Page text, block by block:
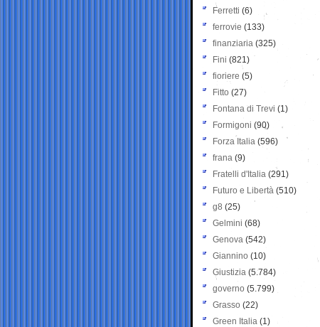
Ferretti (6)
ferrovie (133)
finanziaria (325)
Fini (821)
fioriere (5)
Fitto (27)
Fontana di Trevi (1)
Formigoni (90)
Forza Italia (596)
frana (9)
Fratelli d'Italia (291)
Futuro e Libertà (510)
g8 (25)
Gelmini (68)
Genova (542)
Giannino (10)
Giustizia (5.784)
governo (5.799)
Grasso (22)
Green Italia (1)